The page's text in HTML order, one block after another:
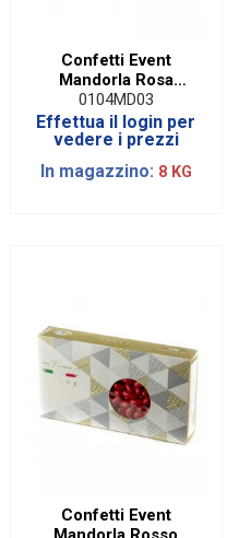
Confetti Event
Mandorla Rosa
Denaro Via
Fiume51|1 Kg
0104MD03
Effettua il login per
vedere i prezzi
In magazzino: 8 KG
Confetti Event